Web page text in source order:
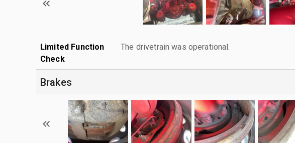
Limited Function
Check
The drivetrain was operational.
Brakes